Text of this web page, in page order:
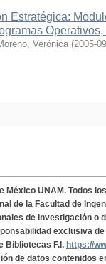
Estratégica:
Verónica (2005-09
México UNAM. Todos
de la Facultad de
de investigación o
exclusiva
Bibliotecas F.I. https://
de datos contenidos